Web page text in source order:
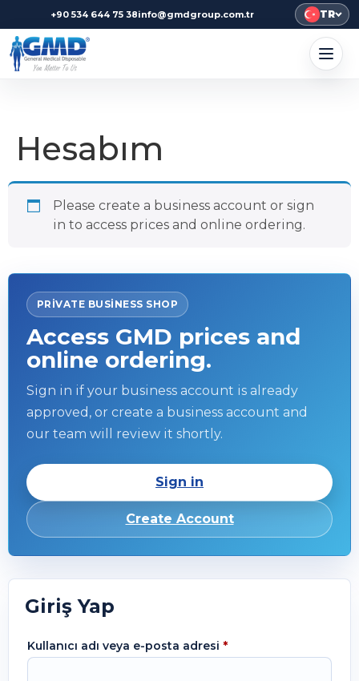
+90 534 644 75 38info@gmdgroup.com.tr TR
Hesabım
Please create a business account or sign
in to access prices and online ordering.
PRIVATE BUSINESS SHOP
Access GMD prices and
online ordering.
Sign in if your business account is already
approved, or create a business account and
our team will review it shortly.
Sign in
Create Account
Giriş Yap
Kullanıcı adı veya e-posta adresi *